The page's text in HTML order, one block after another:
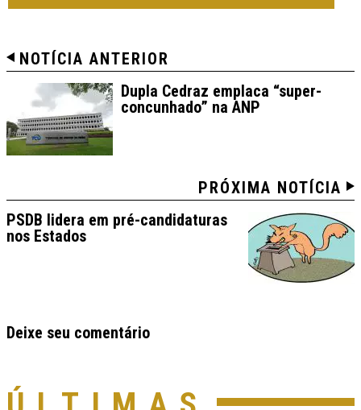
NOTÍCIA ANTERIOR
Dupla Cedraz emplaca “super-
concunhado” na ANP
PRÓXIMA NOTÍCIA
PSDB lidera em pré-candidaturas
nos Estados
Deixe seu comentário